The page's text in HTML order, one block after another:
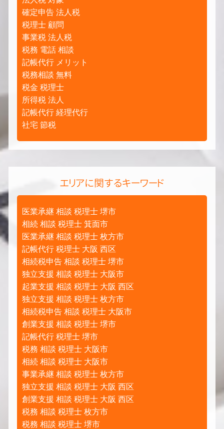
確定申告 法人税
税理士 顧問
事業税 法人税
税務 電話 相談
記帳代行 メリット
税務相談 無料
税金 税理士
所得税 法人
記帳代行 経理代行
社宅 節税
エリアに関するキーワード
医業承継 相談 税理士 堺市
相続 相談 税理士 箕面市
医業承継 相談 税理士 枚方市
記帳代行 税理士 大阪 西区
相続税申告 相談 税理士 堺市
独立支援 相談 税理士 大阪市
起業支援 相談 税理士 大阪 西区
独立支援 相談 税理士 枚方市
相続税申告 相談 税理士 大阪市
創業支援 相談 税理士 堺市
記帳代行 税理士 堺市
税務 相談 税理士 大阪市
相続 相談 税理士 大阪市
事業承継 相談 税理士 枚方市
独立支援 相談 税理士 大阪 西区
創業支援 相談 税理士 大阪 西区
税務 相談 税理士 枚方市
税務 相談 税理士 堺市